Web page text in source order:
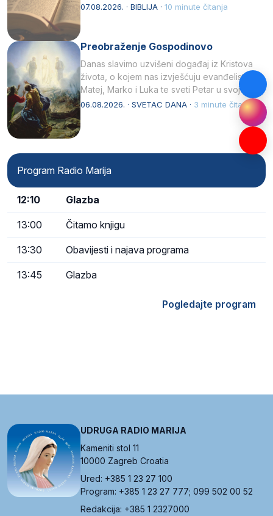
07.08.2026. · BIBLIJA · 10 minute čitanja
Preobraženje Gospodinovo
Danas slavimo uzvišeni događaj iz Kristova
života, o kojem nas izvješćuju evanđelisti
Matej, Marko i Luka te sveti Petar u svojoj
drugoj…
06.08.2026. · SVETAC DANA · 3 minute čitanja
Program Radio Marija
12:10 Glazba
13:00 Čitamo knjigu
13:30 Obavijesti i najava programa
13:45 Glazba
Pogledajte program
UDRUGA RADIO MARIJA
Kameniti stol 11
10000 Zagreb Croatia
Ured: +385 1 23 27 100
Program: +385 1 23 27 777; 099 502 00 52
Redakcija: +385 1 2327000